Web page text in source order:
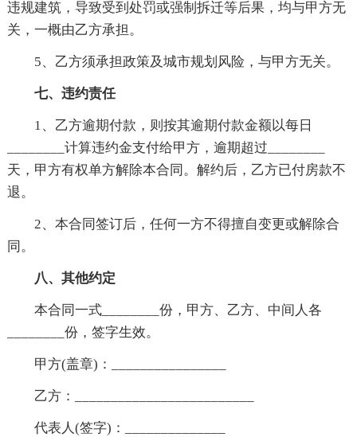
违规建筑，导致受到处罚或强制拆迁等后果，均与甲方无
关，一概由乙方承担。
5、乙方须承担政策及城市规划风险，与甲方无关。
七、违约责任
1、乙方逾期付款，则按其逾期付款金额以每日
________计算违约金支付给甲方，逾期超过________
天，甲方有权单方解除本合同。解约后，乙方已付房款不
退。
2、本合同签订后，任何一方不得擅自变更或解除合
同。
八、其他约定
本合同一式________份，甲方、乙方、中间人各
________份，签字生效。
甲方(盖章)：________________
乙方：_________________________
代表人(签字)：______________